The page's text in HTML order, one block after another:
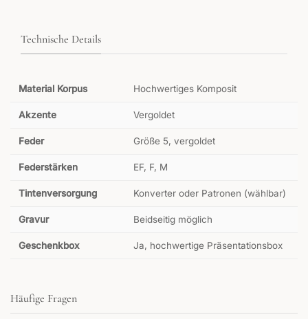
Technische Details
Material Korpus Hochwertiges Komposit
Akzente Vergoldet
Feder Größe 5, vergoldet
Federstärken EF, F, M
Tintenversorgung Konverter oder Patronen (wählbar)
Gravur Beidseitig möglich
Geschenkbox Ja, hochwertige Präsentationsbox
Häufige Fragen